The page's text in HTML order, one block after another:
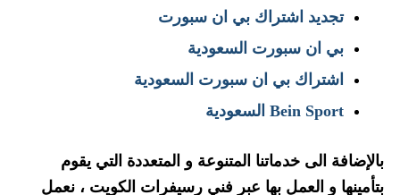
تجديد اشتراك بي ان سبورت
بي ان سبورت السعودية
اشتراك بي ان سبورت السعودية
Bein Sport السعودية
بالإضافة الى خدماتنا المتنوعة و المتعددة التي يقوم
بتأمينها و العمل بها عبر فني رسيفرات الكويت ، نعمل